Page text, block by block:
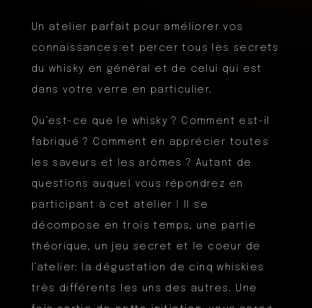
Un atelier parfait pour améliorer vos
connaissances et percer tous les secrets
du whisky en général et de celui qui est
dans votre verre en particulier.
Qu’est-ce que le whisky ? Comment est-il
fabriqué ? Comment en apprécier toutes
les saveurs et les arômes ? Autant de
questions auquel vous répondrez en
participant à cet atelier ! Il se
décompose en trois temps, une partie
théorique, un jeu secret et le coeur de
l’atelier: la dégustation de cinq whiskies
très différents les uns des autres. Une